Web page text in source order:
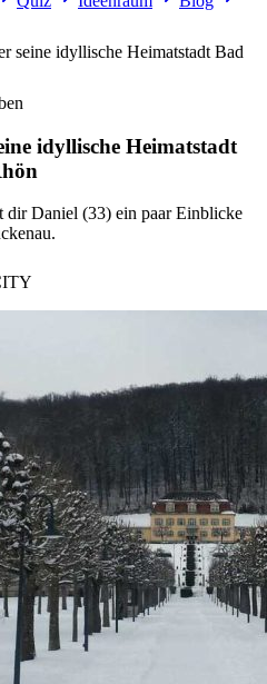
seine idyllische Heimatstadt Bad
idyllische Heimatstadt
dir Daniel (33) ein paar Einblicke